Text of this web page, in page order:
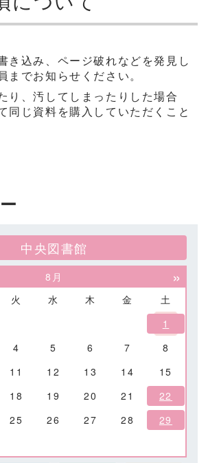
き込み、ページ破れなどを発見し
までお知らせください。
り、汚してしまったりした場合
同じ資料を購入していただくこと
中央図書館
8月 »
火 水 木 金
土
1
4 5 6 7
8
11 12 13 14
15
18 19 20 21
22
25 26 27 28
29